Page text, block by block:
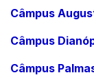
Câmpus
Câmpus
Câmpus